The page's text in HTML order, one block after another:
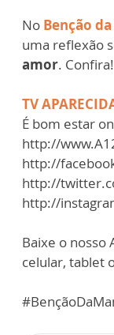
No Benção
uma reflexão
amor. Confira!
TV
É bom estar
http://
http://
http://
http://
Baixe o nosso
celular, tablet